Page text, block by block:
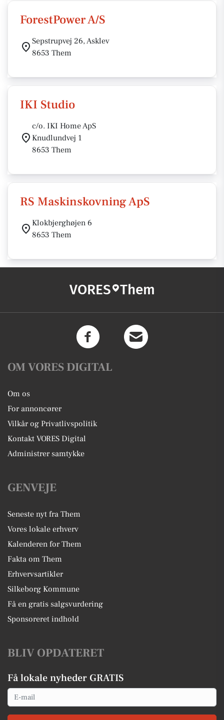
ForestPower A/S
Sepstrupvej 26, Asklev
8653 Them
IKI Studio
c/o. IKI Home ApS
Knudlundvej 1
8653 Them
RS Maskinskovning ApS
Klokbjerghøjen 6
8653 Them
VORES Them
OM VORES DIGITAL
Om os
For annoncører
Vilkår og Privatlivspolitik
Kontakt VORES Digital
Administrer samtykke
GENVEJE
Seneste nyt fra Them
Vores lokale erhverv
Kalenderen for Them
Fakta om Them
Erhvervsartikler
Silkeborg Kommune
Få en gratis salgsvurdering
Sponsoreret indhold
BLIV OPDATERET
Få lokale nyheder GRATIS
Email